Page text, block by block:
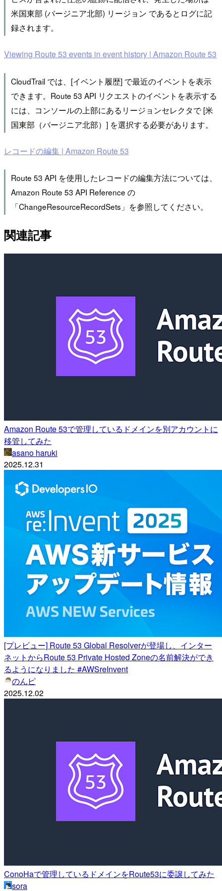
米国東部 (バージニア北部) リージョン であるとログに記
録されます。
Viewing Route 53 events in event history | Amazon Route 53
CloudTrail では、[イベント履歴] で最近のイベントを表示
できます。Route 53 API リクエストのイベントを表示する
には、コンソールの上部にあるリージョンセレクタで [米
国東部（バージニア北部）] を選択する必要があります。
レコードの編集 | Amazon Route 53
Route 53 API を使用したレコードの編集方法については、
Amazon Route 53 API Reference の
「ChangeResourceRecordSets」を参照してください。
関連記事
Amazon Route 53で管理しているドメインを別アカウントに
移管してみた
asano haruki
2025.12.31
[プレビュー] Route 53 Global Resolverが登場し、インター
ネットからRoute 53 Private Hosted Zoneの名前解決ができ
るようになりました #AWSreInvent
のんピ
2025.12.02
ConoHaで管理しているドメインをRoute53に委譲してみた
sora